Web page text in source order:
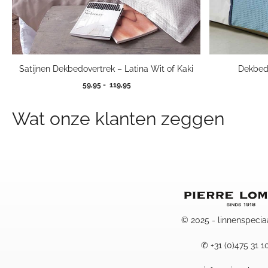
Satijnen Dekbedovertrek – Latina Wit of Kaki
59,95 - 119,95Prijsklasse:
119,95
Wat onze klanten zeggen
© 2025 -
✆ +31 (0)475 31